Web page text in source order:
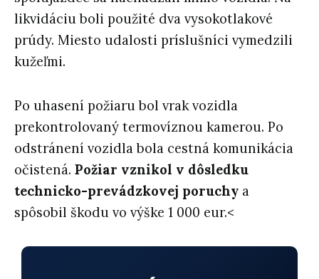
likvidáciu boli použité dva vysokotlakové
prúdy. Miesto udalosti príslušníci vymedzili
kužeľmi.
Po uhasení požiaru bol vrak vozidla
prekontrolovaný termovíznou kamerou. Po
odstránení vozidla bola cestná komunikácia
očistená. Požiar vznikol v dôsledku
technicko-prevádzkovej poruchy a
spôsobil škodu vo výške 1 000 eur.<